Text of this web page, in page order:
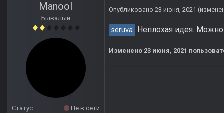
Manool
Бывалый
Статус
Не в сети
Опубликовано 23 июня, 2021
seruva Неплохая идея.
Изменено 23 июня, 2021